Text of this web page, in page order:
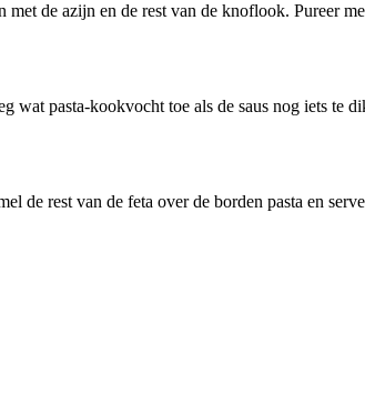
de azijn en de rest van de knoflook. Pureer
wat pasta-kookvocht toe als de saus nog iets te
de rest van de feta over de borden pasta en